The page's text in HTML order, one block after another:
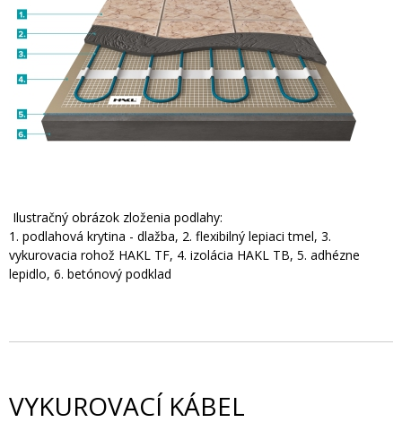
Ilustračný obrázok zloženia podlahy:
1. podlahová krytina - dlažba, 2. flexibilný lepiaci tmel, 3.
vykurovacia rohož HAKL TF, 4. izolácia HAKL TB, 5. adhézne
lepidlo, 6. betónový podklad
VYKUROVACÍ KÁBEL